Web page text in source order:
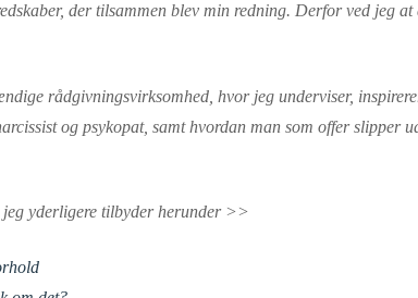
der tilsammen blev min redning. Derfor ved jeg
rådgivningsvirksomhed, hvor jeg underviser,
og psykopat, samt hvordan man som offer slipper
yderligere tilbyder herunder >>